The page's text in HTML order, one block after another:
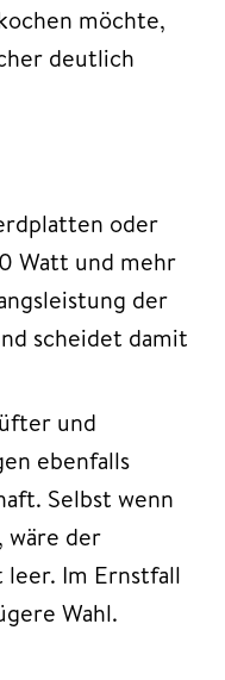
möchte,
deutlich
oder
Watt und mehr
der
scheidet damit
und
ebenfalls
Selbst wenn
wäre der
Im Ernstfall
Wahl.